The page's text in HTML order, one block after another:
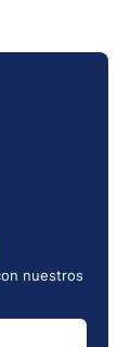
nuestros